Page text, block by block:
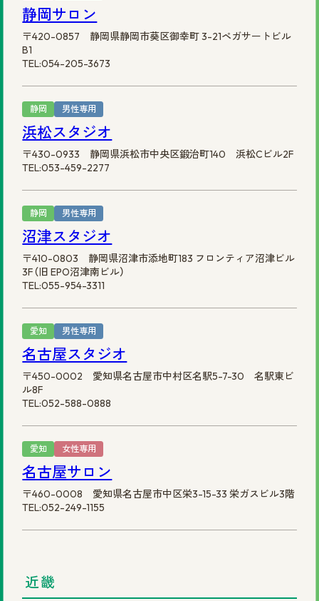
静岡サロン
〒420-0857 静岡県静岡市葵区御幸町 3-21ペガサートビル
B1
TEL:054-205-3673
静岡 男性専用
浜松スタジオ
〒430-0933 静岡県浜松市中央区鍛治町140 浜松Cビル2F
TEL:053-459-2277
静岡 男性専用
沼津スタジオ
〒410-0803 静岡県沼津市添地町183 フロンティア沼津ビル
3F（旧 EPO沼津南ビル）
TEL:055-954-3311
愛知 男性専用
名古屋スタジオ
〒450-0002 愛知県名古屋市中村区名駅5-7-30 名駅東ビ
ル8F
TEL:052-588-0888
愛知 女性専用
名古屋サロン
〒460-0008 愛知県名古屋市中区栄3-15-33 栄ガスビル3階
TEL:052-249-1155
近畿